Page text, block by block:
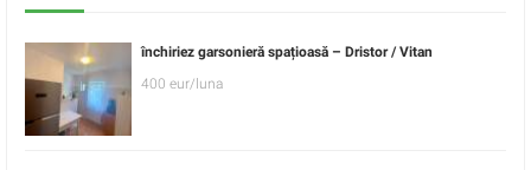
închiriez garsonieră spațioasă – Dristor / Vitan
400 eur/luna